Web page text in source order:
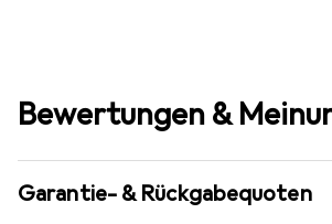
Bewertungen &
Garantie- & Rückgabequoten